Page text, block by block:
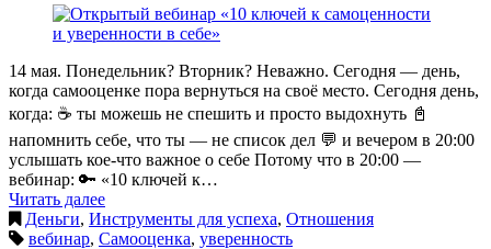
14 мая. Понедельник? Вторник? Неважно. Сегодня — день,
когда самооценке пора вернуться на своё место. Сегодня день,
когда: ☕️ ты можешь не спешить и просто выдохнуть 📓
напомнить себе, что ты — не список дел 💬 и вечером в 20:00
услышать кое-что важное о себе Потому что в 20:00 —
вебинар: 🔑 «10 ключей к…
Читать далее
Деньги, Инструменты для успеха, Отношения
вебинар, Самооценка, уверенность